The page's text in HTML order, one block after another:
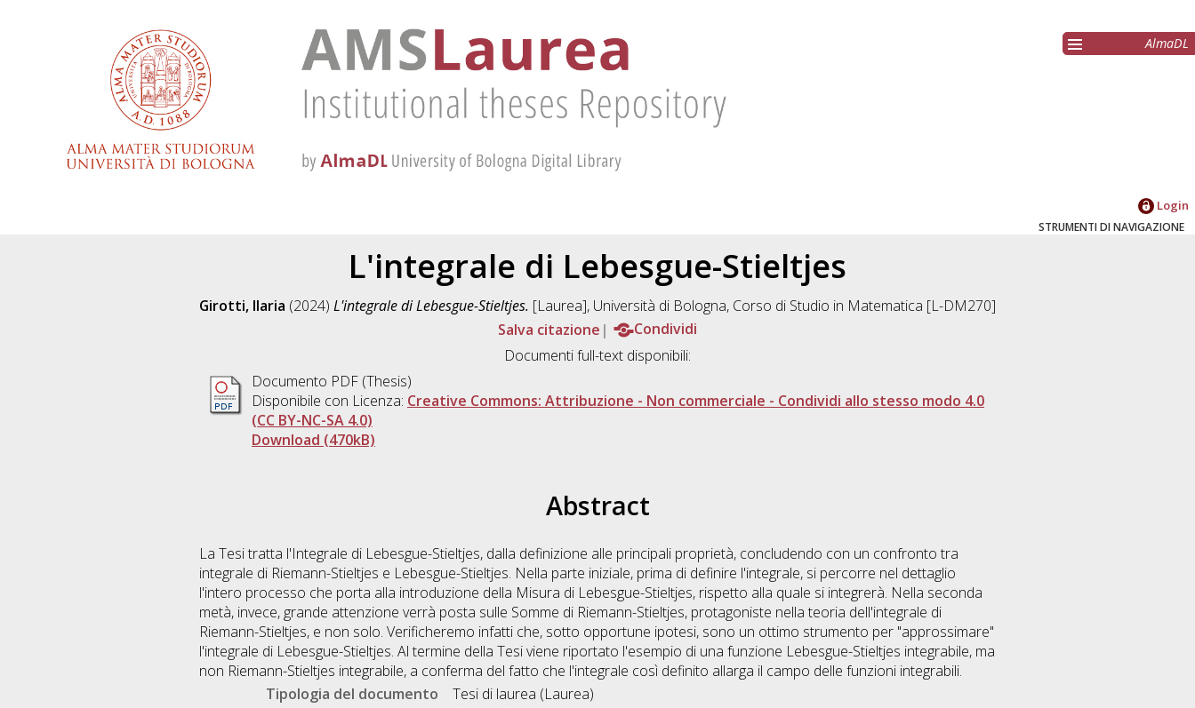
AlmaDL
Login
STRUMENTI DI NAVIGAZIONE
L'integrale di Lebesgue-Stieltjes
Girotti, Ilaria (2024) L'integrale di Lebesgue-Stieltjes. [Laurea], Università di Bologna, Corso di Studio in Matematica [L-DM270]
Salva citazione
Condividi
Documenti full-text disponibili:
Documento PDF (Thesis)
Disponibile con Licenza: Creative Commons: Attribuzione - Non commerciale - Condividi allo stesso modo 4.0
(CC BY-NC-SA 4.0)
Download (470kB)
Abstract
La Tesi tratta l'Integrale di Lebesgue-Stieltjes, dalla definizione alle principali proprietà, concludendo con un confronto tra
integrale di Riemann-Stieltjes e Lebesgue-Stieltjes. Nella parte iniziale, prima di definire l'integrale, si percorre nel dettaglio
l'intero processo che porta alla introduzione della Misura di Lebesgue-Stieltjes, rispetto alla quale si integrerà. Nella seconda
metà, invece, grande attenzione verrà posta sulle Somme di Riemann-Stieltjes, protagoniste nella teoria dell'integrale di
Riemann-Stieltjes, e non solo. Verificheremo infatti che, sotto opportune ipotesi, sono un ottimo strumento per "approssimare"
l'integrale di Lebesgue-Stieltjes. Al termine della Tesi viene riportato l'esempio di una funzione Lebesgue-Stieltjes integrabile, ma
non Riemann-Stieltjes integrabile, a conferma del fatto che l'integrale così definito allarga il campo delle funzioni integrabili.
Tipologia del documento
Tesi di laurea (Laurea)